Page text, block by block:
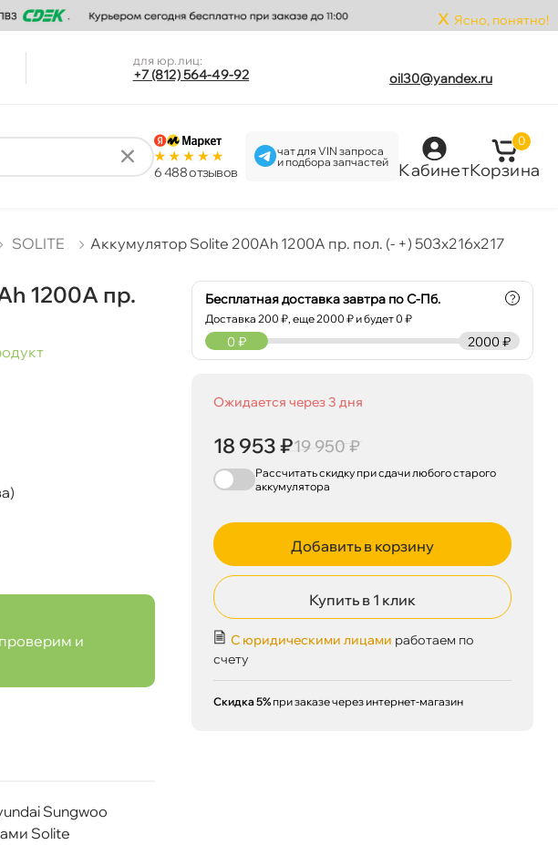
x Ясно, понятно!
для юр.лиц:
+7 (812) 564-49-92 oil30@yandex.ru
6 488 отзыво
чат для VIN запроса
и подбора запчастей
Кабинет
0
Корзина
SOLITE Аккумулятор Solite 200Ah 1200A пр. пол. (- +) 503x216x217
1200A пр.
и
Sungwoo
Solite
Бесплатная доставка завтра по С-Пб.
Доставка200 ₽, еще2000 ₽ и будет 0 ₽
?
2000 ₽
0 ₽
Ожидается через 3 дня
18 953 ₽19 950 ₽
Рассчитать скидку при сдачилюбогостарого
аккумулятора
Добавить в корзину
Купить в 1 клик
С юридическими лицами работаем по
счету
Скидка 5% при заказе через интернет-магазин